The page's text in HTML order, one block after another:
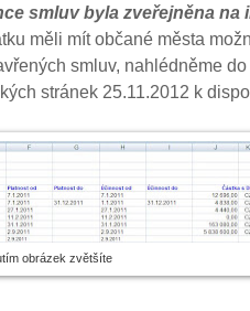
smluv byla zveřejněna na
měli mít občané města
smluv, nahlédněme
stránek 25.11.2012 k
obrázek zvětšíte